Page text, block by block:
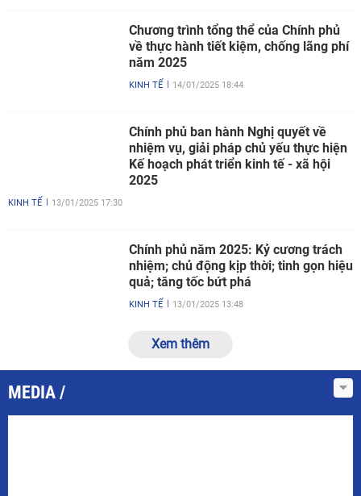
Chương trình tổng thể của Chính phủ
về thực hành tiết kiệm, chống lãng phí
năm 2025
KINH TẾ 14/01/2025 18:44
Chính phủ ban hành Nghị quyết về
nhiệm vụ, giải pháp chủ yếu thực hiện
Kế hoạch phát triển kinh tế - xã hội
2025
KINH TẾ 13/01/2025 17:30
Chính phủ năm 2025: Kỷ cương trách
nhiệm; chủ động kịp thời; tinh gọn hiệu
quả; tăng tốc bứt phá
KINH TẾ 13/01/2025 13:48
Xem thêm
MEDIA